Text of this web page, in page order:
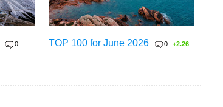
0
TOP 100 for June 2026 0 +2.26